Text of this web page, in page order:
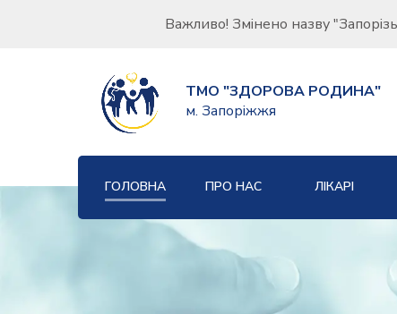
Важливо! Змінено назву
ТМО "ЗДОРОВА РОДИНА"
м. Запоріжжя
ГОЛОВНА ПРО НАС ЛІКАРІ